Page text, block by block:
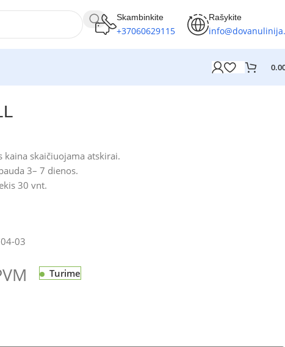
Skambinkite
+37060629115
Rašykite
kaina skaičiuojama atskirai.
3– 7 dienos.
30 vnt.
03
Turime